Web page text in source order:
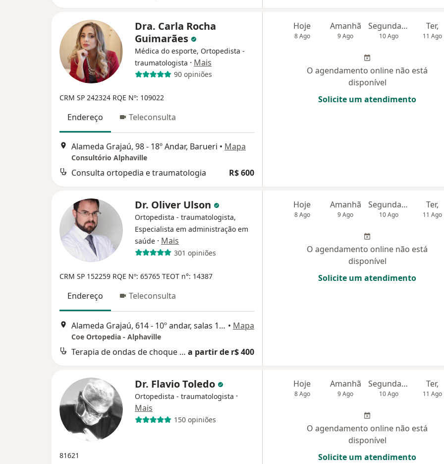
Dra. Carla Rocha
Guimarães
Médica do esporte, Ortopedista -
traumatologista · Mais
90 opiniões
CRM SP 242324 RQE Nº: 109022
Endereço Teleconsulta
Alameda Grajaú, 98 - 18º Andar, Barueri • Mapa
Consultório Alphaville
Consulta ortopedia e traumatologia R$ 600
Hoje
8 Ago
Amanhã
9 Ago
Segunda-feira
10 Ago
Ter,
11 Ago
O agendamento online não está
disponível
Solicite um atendimento
Dr. Oliver Ulson
Ortopedista - traumatologista,
Especialista em administração em
saúde · Mais
301 opiniões
CRM SP 152259 RQE Nº: 65765 TEOT n°: 14387
Endereço Teleconsulta
Alameda Grajaú, 614 - 10º andar, salas 1003 e 1004 - Alphaville, Barueri • Mapa
Coe Ortopedia - Alphaville
Terapia de ondas de choque para dores crônicas a partir de r$ 400
Hoje
8 Ago
Amanhã
9 Ago
Segunda-feira
10 Ago
Ter,
11 Ago
O agendamento online não está
disponível
Solicite um atendimento
Dr. Flavio Toledo
Ortopedista - traumatologista ·
Mais
150 opiniões
81621
Hoje
8 Ago
Amanhã
9 Ago
Segunda-feira
10 Ago
Ter,
11 Ago
O agendamento online não está
disponível
Solicite um atendimento